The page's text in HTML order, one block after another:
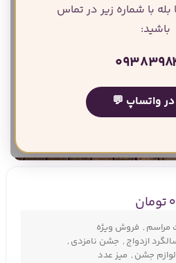
بله با شماره زیر در تماس
باشید:
واتساپ 💬
0تومان
مراسم , فروش ویژه
ازدواج , جشن نامزدی ,
لوازم جشن , میز عدد